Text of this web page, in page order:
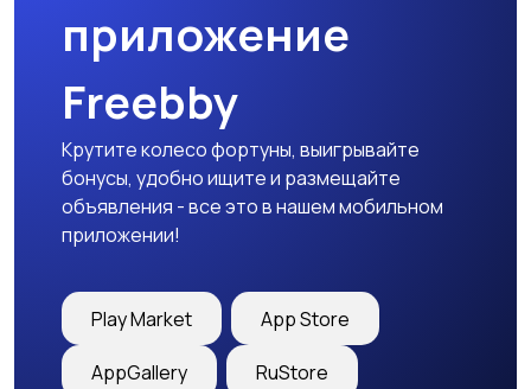
Образование и наука
закупки
приложение
Freebby
Крутите колесо фортуны, выигрывайте
бонусы, удобно ищите и размещайте
объявления - все это в нашем мобильном
приложении!
Play Market App Store
AppGallery RuStore